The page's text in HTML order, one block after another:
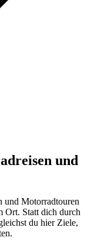
und
und Motorradtouren
Ort. Statt dich durch
du hier Ziele,